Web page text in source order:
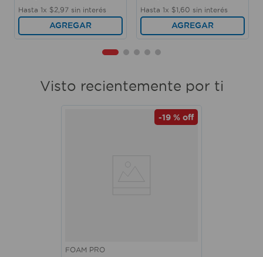
Hasta 1x $2 97 sin interés
AGREGAR
Hasta 1x $1 60 sin interés
AGREGAR
Visto recientemente por ti
-19 % off
FOAM PRO